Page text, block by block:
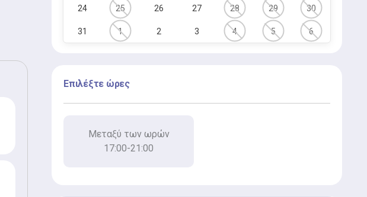
24 25 26 27 28 29 30
31 1 2 3 4 5 6
Επιλέξτε ώρες
Μεταξύ των ωρών
17:00-21:00